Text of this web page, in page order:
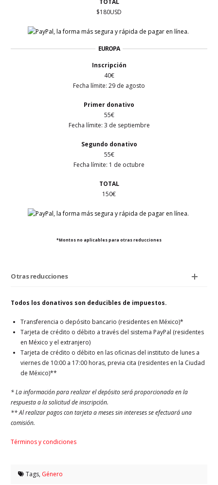
$180USD
EUROPA
Inscripción
40€
Fecha límite: 29 de agosto
Primer donativo
55€
Fecha límite: 3 de septiembre
Segundo donativo
55€
Fecha límite: 1 de octubre
TOTAL
150€
*Montos no aplicables para otras reducciones
Otras reducciones
Todos los donativos son deducibles de impuestos.
Transferencia o depósito bancario (residentes en México)*
Tarjeta de crédito o débito a través del sistema PayPal (residentes
en México y el extranjero)
Tarjeta de crédito o débito en las oficinas del instituto de lunes a
viernes de 10:00 a 17:00 horas, previa cita (residentes en la Ciudad
de México)**
* La información para realizar el depósito será proporcionada en la
respuesta a la solicitud de inscripción.
** Al realizar pagos con tarjeta a meses sin intereses se efectuará una
comisión.
Términos y condiciones
Tags, Género